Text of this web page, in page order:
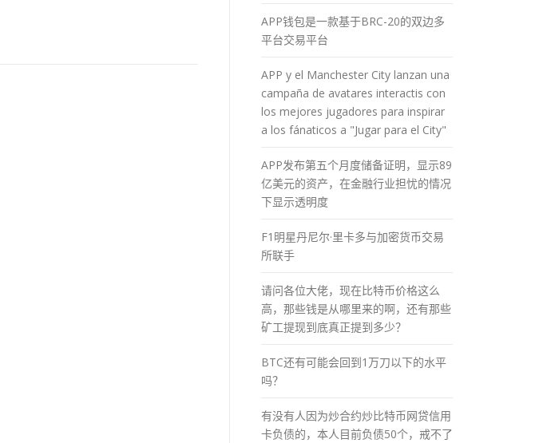
APP钱包是一款基于BRC-20的双边多
平台交易平台
APP y el Manchester City lanzan una
campaña de avatares interactis con
los mejores jugadores para inspirar
a los fánaticos a "Jugar para el City"
APP发布第五个月度储备证明，显示89
亿美元的资产，在金融行业担忧的情况
下显示透明度
F1明星丹尼尔·里卡多与加密货币交易
所联手
请问各位大佬，现在比特币价格这么
高，那些钱是从哪里来的啊，还有那些
矿工提现到底真正提到多少？
BTC还有可能会回到1万刀以下的水平
吗？
有没有人因为炒合约炒比特币网贷信用
卡负债的，本人目前负债50个，戒不了